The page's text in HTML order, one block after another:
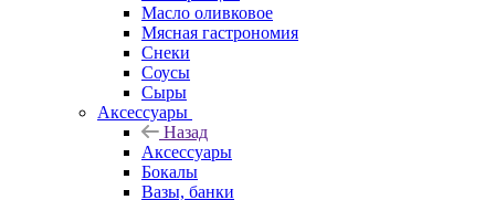
Масло оливковое
Мясная гастрономия
Снеки
Соусы
Сыры
Аксессуары
Назад
Аксессуары
Бокалы
Вазы, банки